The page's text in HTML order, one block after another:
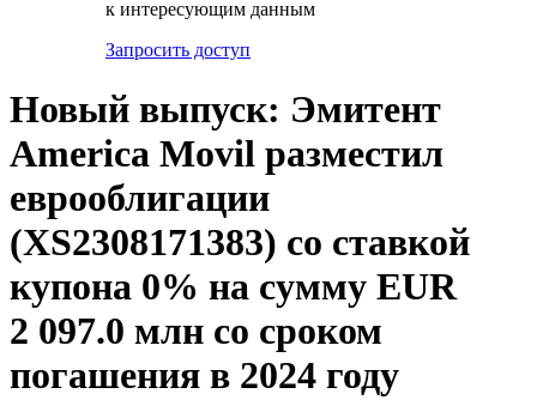
к интересующим данным
Запросить доступ
Новый выпуск: Эмитент
America Movil разместил
еврооблигации
(XS2308171383) со ставкой
купона 0% на сумму EUR